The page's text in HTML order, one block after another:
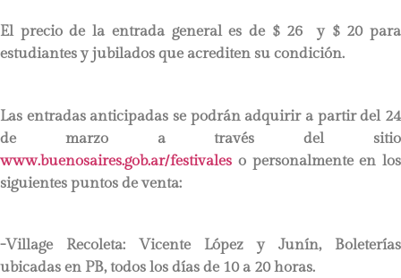
El precio de la entrada general es de $ 26 y $ 20 para
estudiantes y jubilados que acrediten su condición.
Las entradas anticipadas se podrán adquirir a partir del 24
de marzo a través del sitio
www.buenosaires.gob.ar/festivales o personalmente en los
siguientes puntos de venta:
-Village Recoleta: Vicente López y Junín, Boleterías
ubicadas en PB, todos los días de 10 a 20 horas.